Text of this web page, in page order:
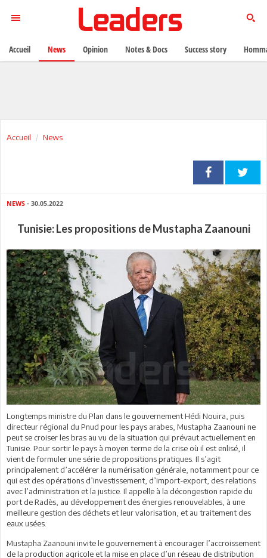
Accueil News
NEWS - 30.05.2022
Tunisie: Les propositions de Mustapha Zaanouni
Longtemps ministre du Plan dans le gouvernement Hédi Nouira, puis
directeur régional du Pnud pour les pays arabes, Mustapha Zaanouni ne
peut se croiser les bras au vu de la situation qui prévaut actuellement en
Tunisie. Pour sortir le pays à moyen terme de la crise où il est enlisé, il
vient de formuler une série de propositions pratiques. Il s’agit
principalement d’accélérer la numérisation générale, notamment pour ce
qui est des opérations d’investissement, d’import-export, des relations
avec l’administration et la justice. Il appelle à la décongestion rapide du
port de Radès, au développement des énergies renouvelables, à une
meilleure gestion des déchets et leur valorisation, et au traitement des
eaux usées.
Mustapha Zaanouni invite le gouvernement à encourager l’accroissement
de la production agricole et la mise en place d’un réseau de distribution
Accueil News Opinion Notes & Docs Success story